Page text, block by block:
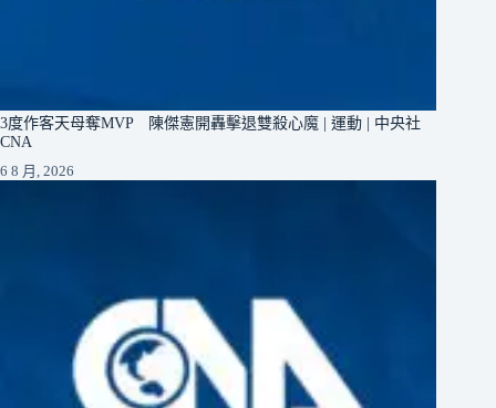
3度作客天母奪MVP 陳傑憲開轟擊退雙殺心魔 | 運動 | 中央社
CNA
6 8 月, 2026